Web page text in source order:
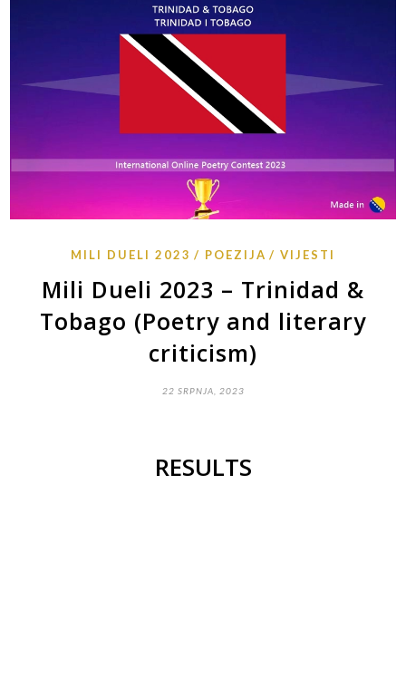
MILI DUELI 2023 POEZIJA VIJESTI
Mili Dueli 2023 – Trinidad &
Tobago (Poetry and literary
criticism)
22 SRPNJA, 2023
RESULTS